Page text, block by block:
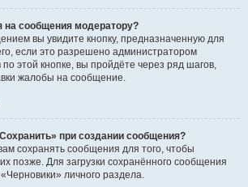
на сообщения модератору?
вы увидите кнопку, предназначенную для
если это разрешено администратором
этой кнопке, вы пройдёте через ряд шагов,
жалобы на сообщение.
при создании сообщения?
сохранять сообщения для того, чтобы
позже. Для загрузки сохранённого сообщения
личного раздела.